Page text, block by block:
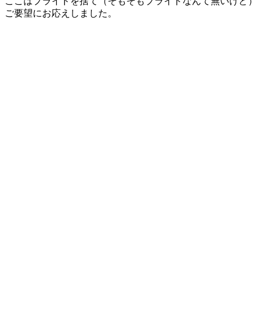
ご要望にお応えしました。